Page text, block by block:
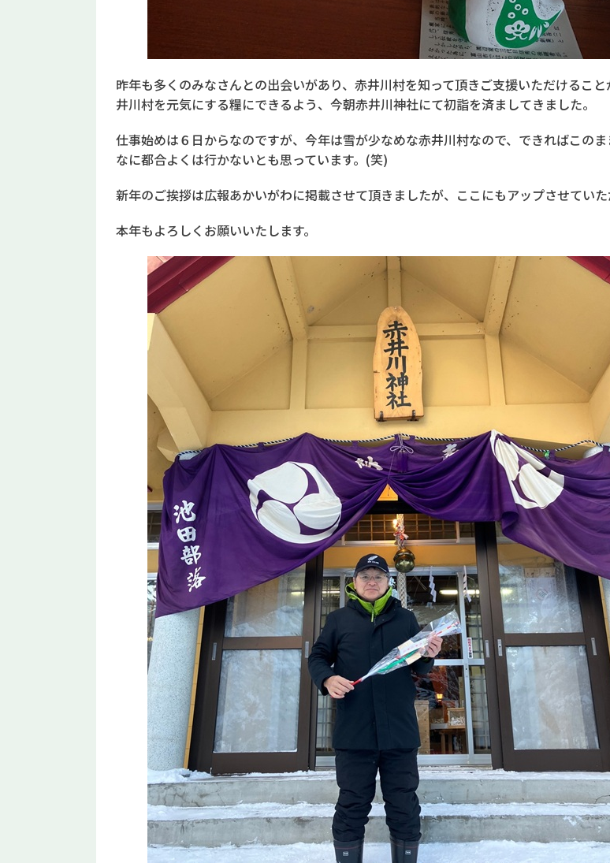
昨年も多くのみなさんとの出会いがあり、赤井川村を知って頂きご支援いただけるこ
井川村を元気にする糧にできるよう、今朝赤井川神社にて初詣を済ましてきました。
仕事始めは６日からなのですが、今年は雪が少なめな赤井川村なので、できればこの
なに都合よくは行かないとも思っています。(笑)
新年のご挨拶は広報あかいがわに掲載させて頂きましたが、ここにもアップさせていた
本年もよろしくお願いいたします。